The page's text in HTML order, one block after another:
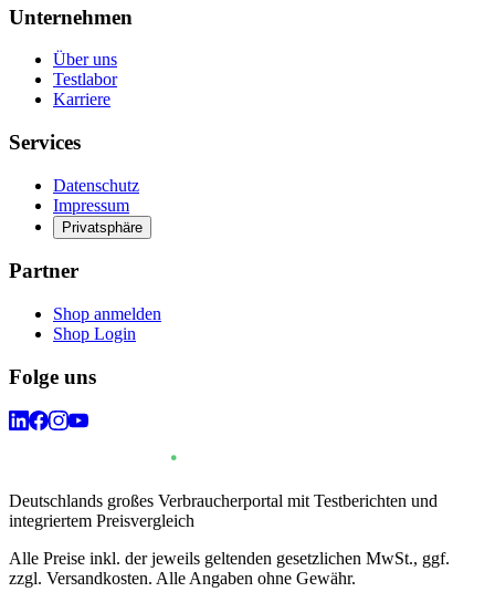
Unternehmen
Über uns
Testlabor
Karriere
Services
Datenschutz
Impressum
Privatsphäre
Partner
Shop anmelden
Shop Login
Folge uns
Deutschlands großes Verbraucherportal mit Testberichten und
integriertem Preisvergleich
Alle Preise inkl. der jeweils geltenden gesetzlichen MwSt., ggf.
zzgl. Versandkosten. Alle Angaben ohne Gewähr.